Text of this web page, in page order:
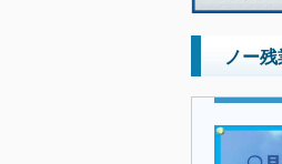
ノー